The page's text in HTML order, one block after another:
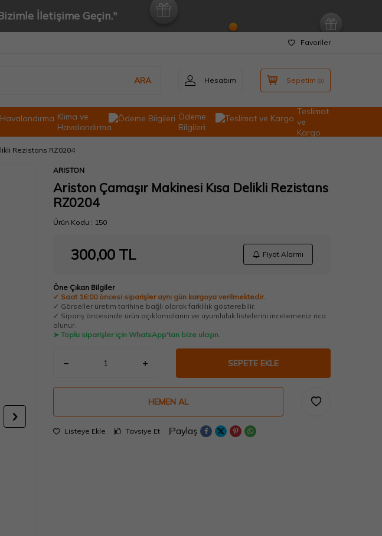
İletişime Geçin."
Favoriler
ARA Hesabım Sepetim (0)
Klima ve
Havalandırma
Ödeme
Bilgileri
Teslimat
ve
Kargo
Rezistans RZ0204
ARISTON
Ariston Çamaşır Makinesi Kısa Delikli Rezistans
RZ0204
Ürün Kodu : 150
300,00 TL Fiyat Alarmı
Öne Çıkan Bilgiler
✓ Saat 16:00 öncesi siparişler aynı gün kargoya verilmektedir.
✓ Görseller üretim tarihine bağlı olarak farklılık gösterebilir.
✓ Sipariş öncesinde ürün açıklamalarını ve uyumluluk listelerini incelemeniz rica
olunur.
➤ Toplu siparişler için WhatsApp'tan bize ulaşın.
SEPETE EKLE
HEMEN AL
Listeye Ekle Tavsiye Et Paylaş